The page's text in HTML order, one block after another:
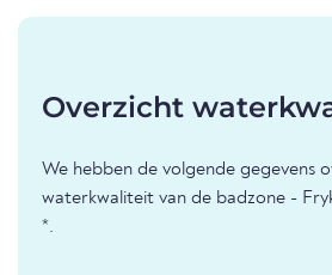
Overzicht
We hebben de volgende gegevens
waterkwaliteit van de badzone -
*.